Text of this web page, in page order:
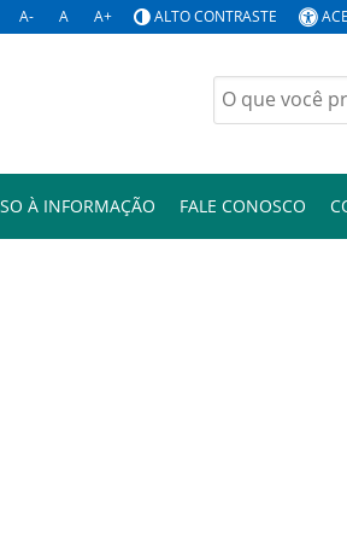
A- A A+ ALTO CONTRASTE
Buscar
por:
À INFORMAÇÃO FALE CONOSCO